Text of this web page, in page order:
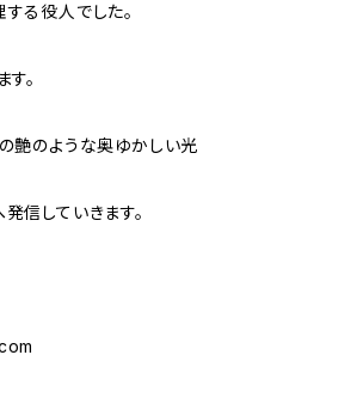
る役人でした。
。
艶のような奥ゆかしい光
信していきます。